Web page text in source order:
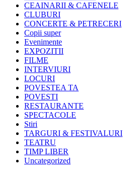
CEAINARII & CAFENELE
CLUBURI
CONCERTE & PETRECERI
Copii super
Evenimente
EXPOZITII
FILME
INTERVIURI
LOCURI
POVESTEA TA
POVESTI
RESTAURANTE
SPECTACOLE
Stiri
TARGURI & FESTIVALURI
TEATRU
TIMP LIBER
Uncategorized